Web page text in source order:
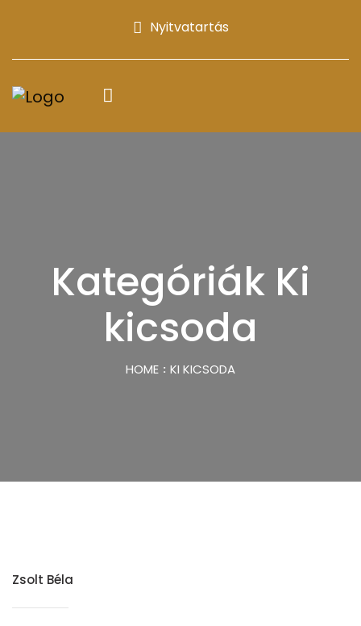
Nyitvatartás
Kategóriák Ki
kicsoda
HOME KI KICSODA
Zsolt Béla